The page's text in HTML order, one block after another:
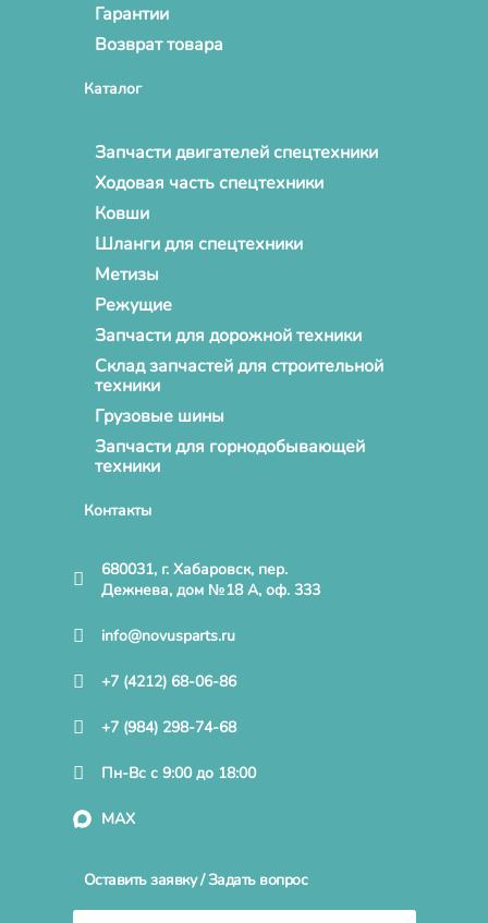
Гарантии
Возврат товара
Каталог
Запчасти двигателей спецтехники
Ходовая часть спецтехники
Ковши
Шланги для спецтехники
Метизы
Режущие
Запчасти для дорожной техники
Склад запчастей для строительной
техники
Грузовые шины
Запчасти для горнодобывающей
техники
Контакты
680031, г. Хабаровск, пер.
Дежнева, дом №18 А, оф. 333
info@novusparts.ru
+7 (4212) 68-06-86
+7 (984) 298-74-68
Пн-Вс с 9:00 до 18:00
MAX
Оставить заявку / Задать вопрос